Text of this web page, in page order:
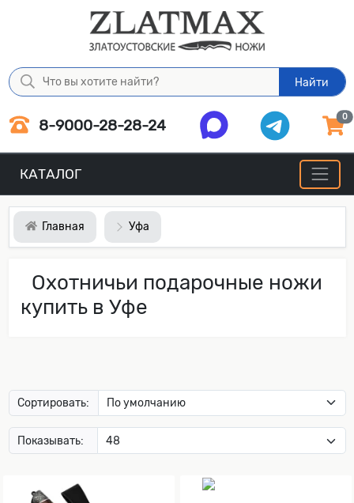
Найти
8-9000-28-28-24 0
КАТАЛОГ
Главная Уфа
Охотничьи подарочные ножи
купить в Уфе
Сортировать:
Показывать: